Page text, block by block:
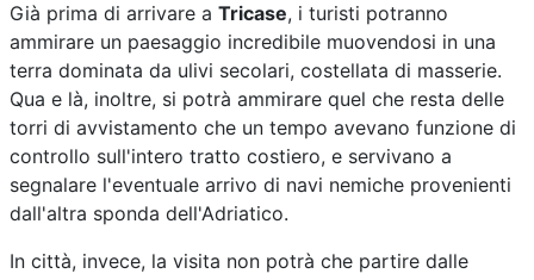
Già prima di arrivare a Tricase, i turisti potranno
ammirare un paesaggio incredibile muovendosi in una
terra dominata da ulivi secolari, costellata di masserie.
Qua e là, inoltre, si potrà ammirare quel che resta delle
torri di avvistamento che un tempo avevano funzione di
controllo sull'intero tratto costiero, e servivano a
segnalare l'eventuale arrivo di navi nemiche provenienti
dall'altra sponda dell'Adriatico.
In città, invece, la visita non potrà che partire dalle